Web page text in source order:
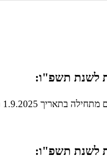
לשנת תשפ"ו:
1.9.2025 ומסתיימת בתאריך 7.8.2026
לשנת תשפ"ו: